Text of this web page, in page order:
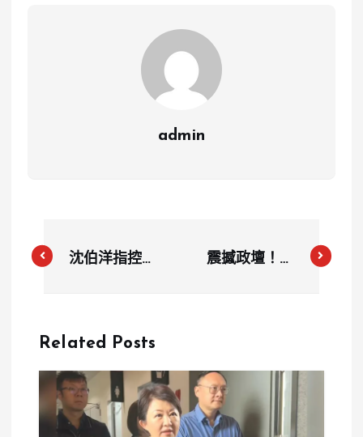
admin
沈伯洋指控政
擊，批評主持
震撼政壇！前
款疑雲重重
Related Posts